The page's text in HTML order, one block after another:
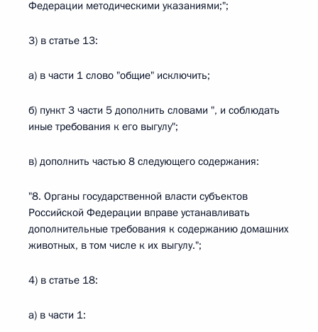
Федерации методическими указаниями;";
3) в статье 13:
а) в части 1 слово "общие" исключить;
б) пункт 3 части 5 дополнить словами ", и соблюдать
иные требования к его выгулу";
в) дополнить частью 8 следующего содержания:
"8. Органы государственной власти субъектов
Российской Федерации вправе устанавливать
дополнительные требования к содержанию домашних
животных, в том числе к их выгулу.";
4) в статье 18:
а) в части 1: